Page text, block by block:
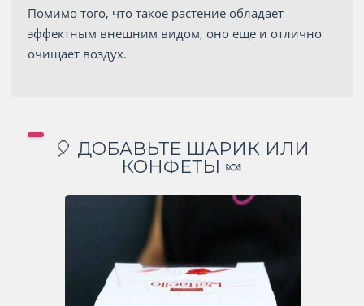
Помимо того, что такое растение обладает
эффектным внешним видом, оно еще и отлично
очищает воздух.
🎈 ДОБАВЬТЕ ШАРИК ИЛИ
КОНФЕТЫ 🍬